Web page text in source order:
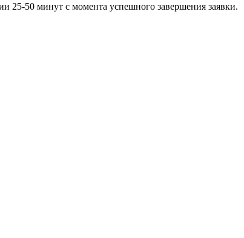
25-50 минут с момента успешного завершения заявки.